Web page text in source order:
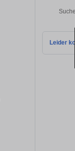
Leider